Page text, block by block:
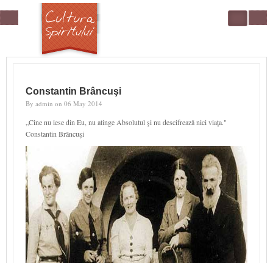
Skip to main content
Search
Constantin Brâncuşi
By admin on 06 May 2014
„Cine nu iese din Eu, nu atinge Absolutul şi nu descifrează nici viaţa."
Constantin Brâncuşi